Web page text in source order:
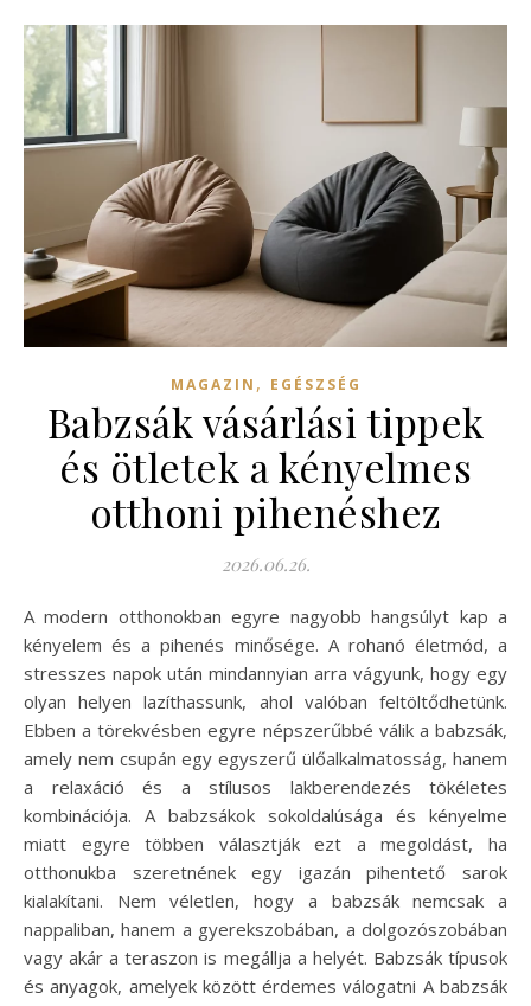
MAGAZIN , EGÉSZSÉG
Babzsák vásárlási tippek
és ötletek a kényelmes
otthoni pihenéshez
2026.06.26.
A modern otthonokban egyre nagyobb hangsúlyt kap a
kényelem és a pihenés minősége. A rohanó életmód, a
stresszes napok után mindannyian arra vágyunk, hogy egy
olyan helyen lazíthassunk, ahol valóban feltöltődhetünk.
Ebben a törekvésben egyre népszerűbbé válik a babzsák,
amely nem csupán egy egyszerű ülőalkalmatosság, hanem
a relaxáció és a stílusos lakberendezés tökéletes
kombinációja. A babzsákok sokoldalúsága és kényelme
miatt egyre többen választják ezt a megoldást, ha
otthonukba szeretnének egy igazán pihentető sarok
kialakítani. Nem véletlen, hogy a babzsák nemcsak a
nappaliban, hanem a gyerekszobában, a dolgozószobában
vagy akár a teraszon is megállja a helyét. Babzsák típusok
és anyagok, amelyek között érdemes válogatni A babzsák